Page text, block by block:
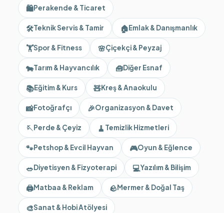
🛍️Perakende & Ticaret
🛠️Teknik Servis & Tamir 🏠Emlak & Danışmanlık
🏋️Spor & Fitness 🌸Çiçekçi & Peyzaj
🐄Tarım & Hayvancılık 🧰Diğer Esnaf
📚Eğitim & Kurs 🧸Kreş & Anaokulu
📸Fotoğrafçı 🎉Organizasyon & Davet
🪡Perde & Çeyiz 🧹 Temizlik Hizmetleri
🐾Petshop & Evcil Hayvan 🎮Oyun & Eğlence
🥗Diyetisyen & Fizyoterapi 💻Yazılım & Bilişim
🖨️Matbaa & Reklam 🪨Mermer & Doğal Taş
🎨Sanat & Hobi Atölyesi